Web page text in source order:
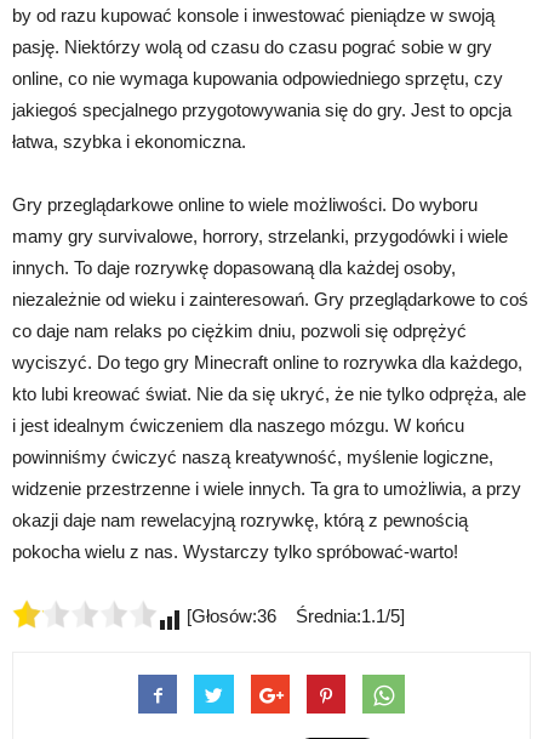
by od razu kupować konsole i inwestować pieniądze w swoją
pasję. Niektórzy wolą od czasu do czasu pograć sobie w gry
online, co nie wymaga kupowania odpowiedniego sprzętu, czy
jakiegoś specjalnego przygotowywania się do gry. Jest to opcja
łatwa, szybka i ekonomiczna.
Gry przeglądarkowe online to wiele możliwości. Do wyboru
mamy gry survivalowe, horrory, strzelanki, przygodówki i wiele
innych. To daje rozrywkę dopasowaną dla każdej osoby,
niezależnie od wieku i zainteresowań. Gry przeglądarkowe to coś
co daje nam relaks po ciężkim dniu, pozwoli się odprężyć
wyciszyć. Do tego gry Minecraft online to rozrywka dla każdego,
kto lubi kreować świat. Nie da się ukryć, że nie tylko odpręża, ale
i jest idealnym ćwiczeniem dla naszego mózgu. W końcu
powinniśmy ćwiczyć naszą kreatywność, myślenie logiczne,
widzenie przestrzenne i wiele innych. Ta gra to umożliwia, a przy
okazji daje nam rewelacyjną rozrywkę, którą z pewnością
pokocha wielu z nas. Wystarczy tylko spróbować-warto!
[Głosów:36 Średnia:1.1/5]